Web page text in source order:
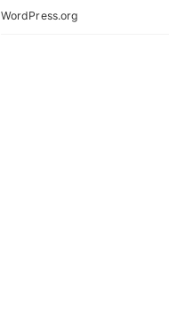
WordPress.org